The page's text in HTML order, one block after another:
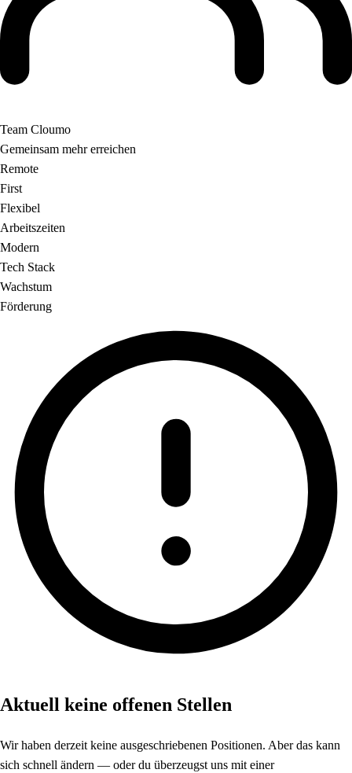
Team Cloumo
Gemeinsam mehr erreichen
Remote
First
Flexibel
Arbeitszeiten
Modern
Tech Stack
Wachstum
Förderung
Aktuell keine offenen Stellen
Wir haben derzeit keine ausgeschriebenen Positionen. Aber das kann
sich schnell ändern — oder du überzeugst uns mit einer